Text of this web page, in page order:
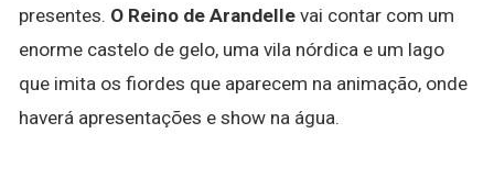
presentes. O Reino de Arandelle vai contar com um
enorme castelo de gelo, uma vila nórdica e um lago
que imita os fiordes que aparecem na animação, onde
haverá apresentações e show na água.